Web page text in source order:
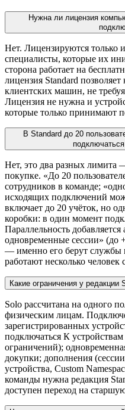
Нужна ли лицензия
Нет. Лицензируются
специалисты, которые их
сторона работает на
лицензия Standard
клиентских машин, не
Лицензия не нужна и
которые только принимают
В Standard до 20
Нет, это два разных лимита
покупке. «До 20
сотрудников в команде;
исходящих подключений
включает до 20 учёток, но
коробки: в один момент
Параллельность
одновременные сессии» (до
— именно его берут службы
работают несколько человек
Какие ограничения у редакции
Solo рассчитана на одного
физическим лицам.
зарегистрированных
подключаться К
ограничений);
докупки; дополнения
устройства, Custom
команды нужна редакция
доступен переход на